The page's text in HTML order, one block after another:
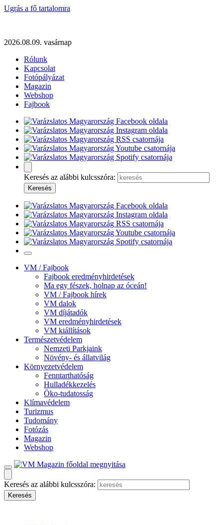
Ugrás a fő tartalomra
2026.08.09. vasárnap
Rólunk
Kapcsolat
Fotópályázat
Magazin
Webshop
Fajbook
Keresés az alábbi kulcsszóra:
VM / Fajbook
Fajbook eredményhirdetések
Ma egy fészek, holnap az óceán!
VM / Fajbook hírek
VM dalok
VM díjátadók
VM eredményhirdetések
VM kiállítások
Természetvédelem
Nemzeti Parkjaink
Növény- és állatvilág
Környezetvédelem
Fenntarthatóság
Hulladékkezelés
Öko-tudatosság
Klímavédelem
Turizmus
Tudomány
Fotózás
Magazin
Webshop
Keresés az alábbi kulcsszóra: